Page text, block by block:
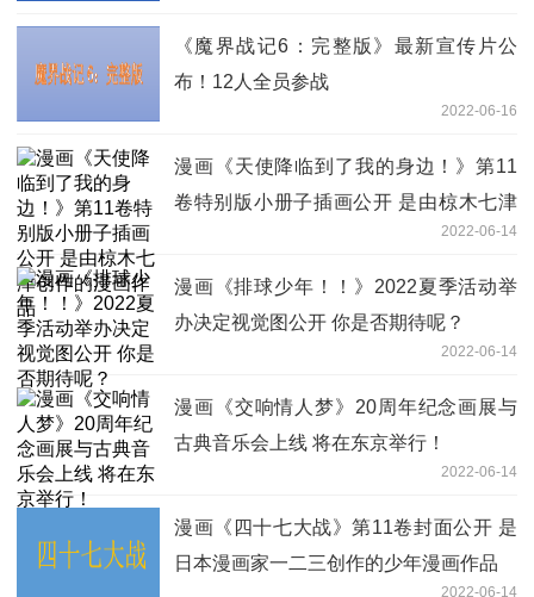
《魔界战记6：完整版》最新宣传片公
布！12人全员参战
2022-06-16
漫画《天使降临到了我的身边！》第11
卷特别版小册子插画公开 是由椋木七津
2022-06-14
漫画《排球少年！！》2022夏季活动举
办决定视觉图公开 你是否期待呢？
2022-06-14
漫画《交响情人梦》20周年纪念画展与
古典音乐会上线 将在东京举行！
2022-06-14
漫画《四十七大战》第11卷封面公开 是
日本漫画家一二三创作的少年漫画作品
2022-06-14